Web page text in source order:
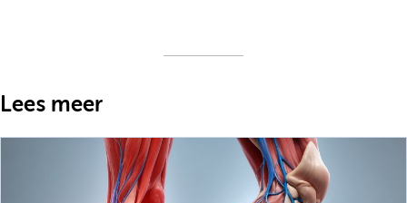
Lees meer